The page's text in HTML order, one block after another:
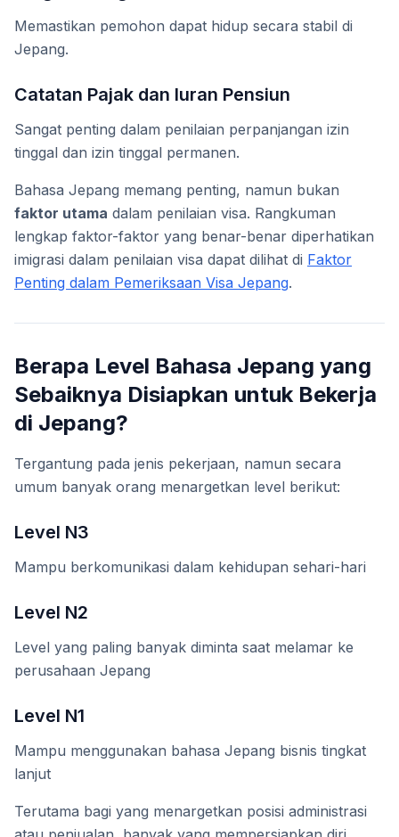
Memastikan pemohon dapat hidup secara stabil di
Jepang.
Catatan Pajak dan Iuran Pensiun
Sangat penting dalam penilaian perpanjangan izin
tinggal dan izin tinggal permanen.
Bahasa Jepang memang penting, namun bukan
faktor utama dalam penilaian visa. Rangkuman
lengkap faktor-faktor yang benar-benar diperhatikan
imigrasi dalam penilaian visa dapat dilihat di Faktor
Penting dalam Pemeriksaan Visa Jepang.
Berapa Level Bahasa Jepang yang
Sebaiknya Disiapkan untuk Bekerja
di Jepang?
Tergantung pada jenis pekerjaan, namun secara
umum banyak orang menargetkan level berikut:
Level N3
Mampu berkomunikasi dalam kehidupan sehari-hari
Level N2
Level yang paling banyak diminta saat melamar ke
perusahaan Jepang
Level N1
Mampu menggunakan bahasa Jepang bisnis tingkat
lanjut
Terutama bagi yang menargetkan posisi administrasi